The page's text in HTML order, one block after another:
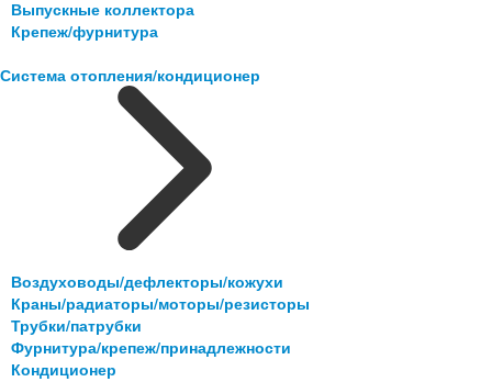
Выпускные коллектора
Крепеж/фурнитура
Система отопления/кондиционер
Воздуховоды/дефлекторы/кожухи
Краны/радиаторы/моторы/резисторы
Трубки/патрубки
Фурнитура/крепеж/принадлежности
Кондиционер